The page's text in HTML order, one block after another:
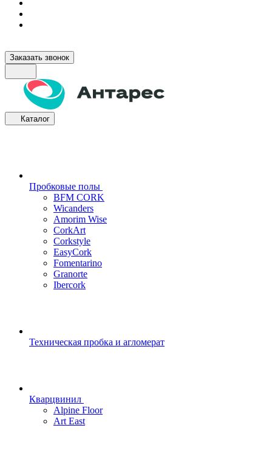
Заказать звонок
Каталог
Пробковые полы
BFM CORK
Wicanders
Amorim Wise
CorkArt
Corkstyle
EasyCork
Fomentarino
Granorte
Ibercork
Техническая пробка и агломерат
Кварцвинил
Alpine Floor
Art East